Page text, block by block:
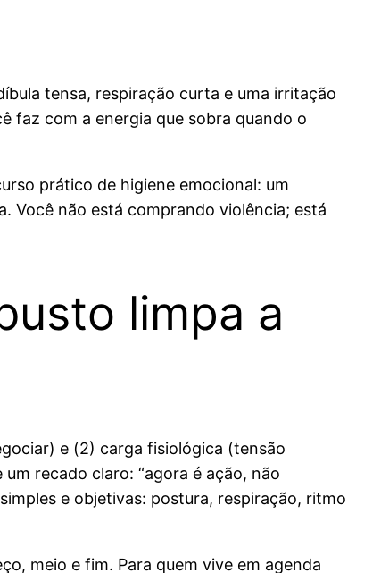
tensa, respiração curta e uma irritação
faz com a energia que sobra quando o
prático de higiene emocional: um
Você não está comprando violência; está
limpa a
e (2) carga fisiológica (tensão
recado claro: “agora é ação, não
e objetivas: postura, respiração, ritmo
meio e fim. Para quem vive em agenda